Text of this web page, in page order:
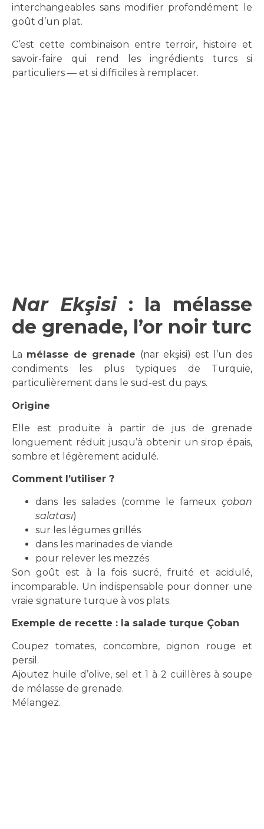
interchangeables sans modifier profondément le
goût d’un plat.
C’est cette combinaison entre terroir, histoire et
savoir-faire qui rend les ingrédients turcs si
particuliers — et si difficiles à remplacer.
Nar Ekşisi: la mélasse
de grenade, l’or noir turc
La mélasse de grenade (nar ekşisi) est l’un des
condiments les plus typiques de Turquie,
particulièrement dans le sud-est du pays.
Origine
Elle est produite à partir de jus de grenade
longuement réduit jusqu’à obtenir un sirop épais,
sombre et légèrement acidulé.
Comment l’utiliser ?
dans les salades (comme le fameux çoban
salatası)
sur les légumes grillés
dans les marinades de viande
pour relever les mezzés
Son goût est à la fois sucré, fruité et acidulé,
incomparable. Un indispensable pour donner une
vraie signature turque à vos plats.
Exemple de recette : la salade turque Çoban
Coupez tomates, concombre, oignon rouge et
persil.
Ajoutez huile d’olive, sel et 1 à 2 cuillères à soupe
de mélasse de grenade.
Mélangez.